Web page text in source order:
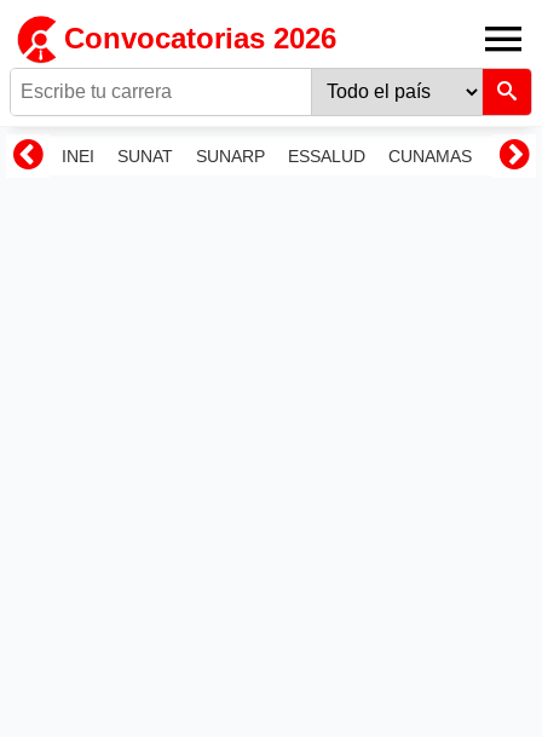
Convocatorias 2026
INEI SUNAT SUNARP ESSALUD CUNAMAS